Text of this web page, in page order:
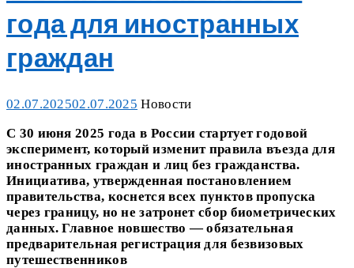
года для иностранных
граждан
Posted
02.07.202502.07.2025 Categories
Новости
С 30 июня 2025 года в России стартует годовой
эксперимент, который изменит правила въезда для
иностранных граждан и лиц без гражданства.
Инициатива, утвержденная постановлением
правительства, коснется всех пунктов пропуска
через границу, но не затронет сбор биометрических
данных. Главное новшество — обязательная
предварительная регистрация для безвизовых
путешественников